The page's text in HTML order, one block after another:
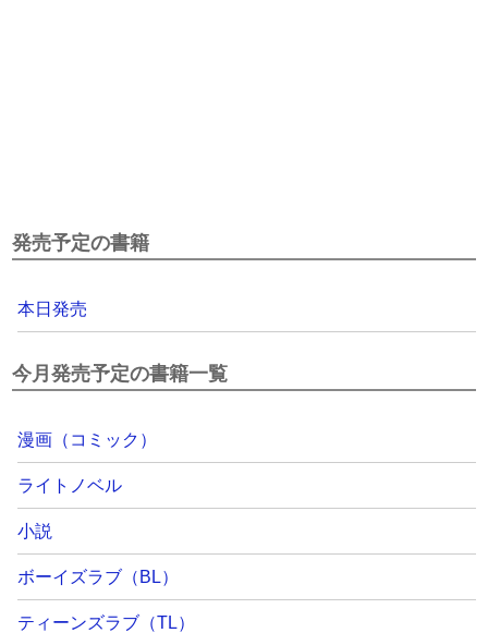
発売予定の書籍
本日発売
今月発売予定の書籍一覧
漫画（コミック）
ライトノベル
小説
ボーイズラブ（BL）
ティーンズラブ（TL）